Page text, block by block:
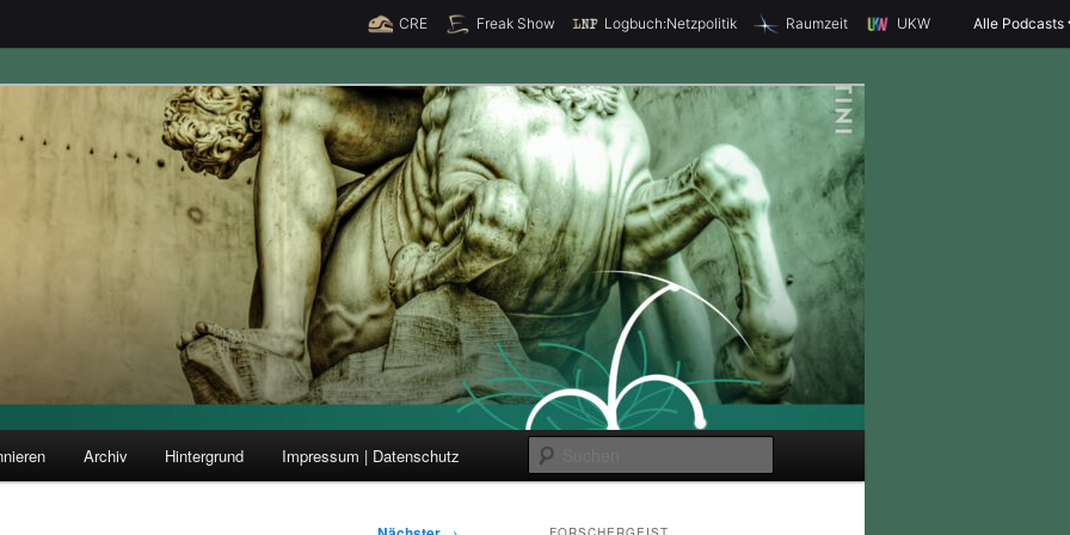
CRE Freak Show Logbuch:Netzpolitik Raumzeit UKW Alle Podcasts
und Forschung
u
Archiv Hintergrund Impressum | Datenschutz